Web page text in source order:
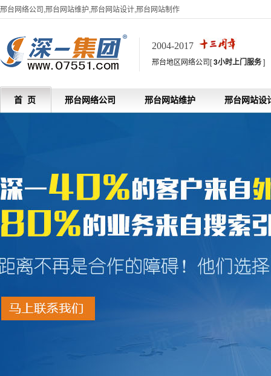
邢台网络公司,邢台网站维护,邢台网站设计,邢台网站制作
2004-2017
邢台地区网络公司[3小时上门服务]
首 页 邢台网络公司 邢台网站维护 邢台网站设